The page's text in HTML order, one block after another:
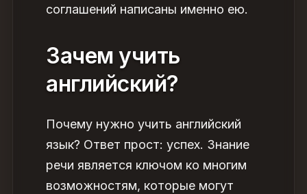
соглашений написаны именно ею.
Зачем учить
английский?
Почему нужно учить английский
язык? Ответ прост:успех. Знание
речи является ключом ко многим
возможностям, которые могут